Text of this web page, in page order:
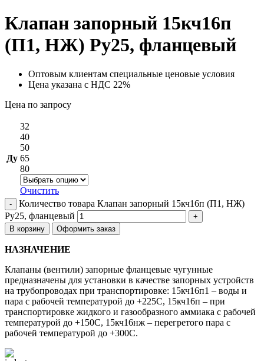
Клапан запорный 15кч16п
(П1, НЖ) Ру25, фланцевый
Оптовым клиентам специальные ценовые условия
Цена указана с НДС 22%
Цена по запросу
Ду
32
40
50
65
80
Очистить
Количество товара Клапан запорный 15кч16п (П1, НЖ)
Ру25, фланцевый
В корзину Оформить заказ
НАЗНАЧЕНИЕ
Клапаны (вентили) запорные фланцевые чугунные
предназначены для установки в качестве запорных устройств
на трубопроводах при транспортировке: 15кч16п1 – воды и
пара с рабочей температурой до +225С, 15кч16п – при
транспортировке жидкого и газообразного аммиака с рабочей
температурой до +150С, 15кч16нж – перегретого пара с
рабочей температурой до +300С.